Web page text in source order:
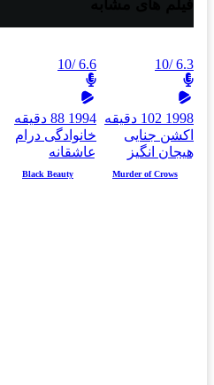
6.3
/10
1998 102 دقیقه
اکشن جنایی
هیجان انگیز
Murder of Crows
6.6
/10
1994 88 دقیقه
خانوادگی درام
عاشقانه
Black Beauty